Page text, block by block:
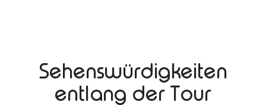
Sehenswürdigkeiten
entlang der Tour